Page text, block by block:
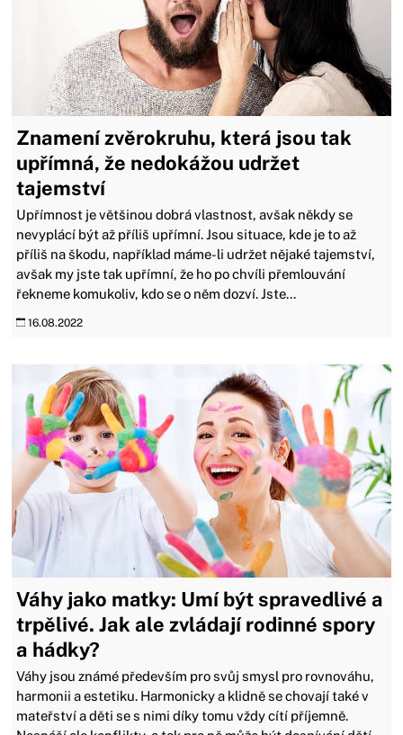
Znamení zvěrokruhu, která jsou tak
upřímná, že nedokážou udržet
tajemství
Upřímnost je většinou dobrá vlastnost, avšak někdy se
nevyplácí být až příliš upřímní. Jsou situace, kde je to až
příliš na škodu, například máme-li udržet nějaké tajemství,
avšak my jste tak upřímní, že ho po chvíli přemlouvání
řekneme komukoliv, kdo se o něm dozví. Jste...
16.08.2022
Váhy jako matky: Umí být spravedlivé a
trpělivé. Jak ale zvládají rodinné spory
a hádky?
Váhy jsou známé především pro svůj smysl pro rovnováhu,
harmonii a estetiku. Harmonicky a klidně se chovají také v
mateřství a děti se s nimi díky tomu vždy cítí příjemně.